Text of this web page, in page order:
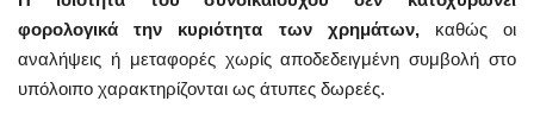
φορολογικά την κυριότητα των χρημάτων,καθώς οι
αναλήψεις ή μεταφορές χωρίς αποδεδειγμένη συμβολή στο
υπόλοιπο χαρακτηρίζονται ως άτυπες δωρεές.